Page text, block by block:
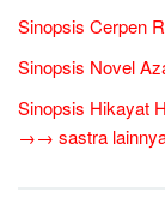
Sinopsis Cerpen
Sinopsis Novel
Sinopsis Hikayat
→→ sastra